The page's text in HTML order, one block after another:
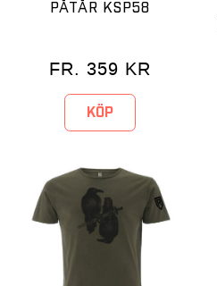
PÅTÅR KSP58
FR. 359 KR
KÖP